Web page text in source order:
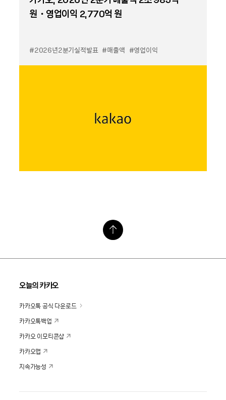
원・영업이익 2,770억 원
#2026년2분기실적발표 #매출액 #영업이익
오늘의 카카오
카카오톡 공식 다운로드
카카오톡백업
카카오 이모티콘샵
카카오맵
지속가능성